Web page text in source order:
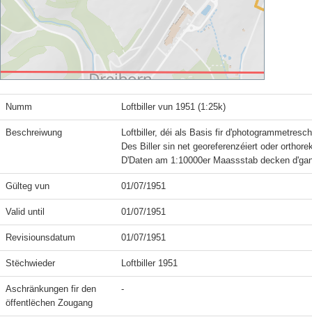
Numm Loftbiller vun 1951 (1:25k)
Beschreiwung
Loftbiller, déi als Basis fir
Des Biller sin net georeferenzéiert oder
Gülteg vun 01/07/1951
Valid until 01/07/1951
Revisiounsdatum 01/07/1951
Stëchwieder Loftbiller 1951
Aschränkungen fir den
öffentlëchen Zougang
-